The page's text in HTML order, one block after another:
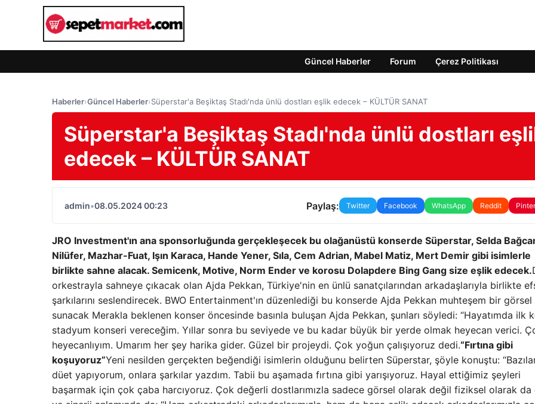
Güncel Haberler Forum Çerez Politikası
Haberler›Güncel Haberler›Süperstar'a Beşiktaş Stadı'nda ünlü dostları eşlik edecek – KÜLTÜR SANAT
Süperstar'a Beşiktaş Stadı'nda ünlü dostları
edecek – KÜLTÜR SANAT
admin•08.05.2024 00:23 Paylaş: Twitter Facebook WhatsApp Reddit
JRO Investment'ın ana sponsorluğunda gerçekleşecek bu olağanüstü konserde Süperstar, Selda
Nilüfer, Mazhar-Fuat, Işın Karaca, Hande Yener, Sıla, Cem Adrian, Mabel Matiz, Mert Demir gibi isimlerle
birlikte sahne alacak. Semicenk, Motive, Norm Ender ve korosu Dolapdere Bing Gang size eşlik edecek.
orkestrayla sahneye çıkacak olan Ajda Pekkan, Türkiye'nin en ünlü sanatçılarından arkadaşlarıyla birlikte
şarkılarını seslendirecek. BWO Entertainment'ın düzenlediği bu konserde Ajda Pekkan muhteşem bir
sunacak Merakla beklenen konser öncesinde basınla buluşan Ajda Pekkan, şunları söyledi: “Hayatımda ilk
stadyum konseri vereceğim. Yıllar sonra bu seviyede ve bu kadar büyük bir yerde olmak heyecan verici.
heyecanlıyım. Umarım her şey harika gider. Güzel bir projeydi. Çok yoğun çalışıyoruz dedi.“Fırtına gibi
koşuyoruz”Yeni nesilden gerçekten beğendiği isimlerin olduğunu belirten Süperstar, şöyle konuştu:
düet yapıyorum, onlara şarkılar yazdım. Tabii bu aşamada fırtına gibi yarışıyoruz. Hayal ettiğimiz şeyleri
başarmak için çok çaba harcıyoruz. Çok değerli dostlarımızla sadece görsel olarak değil fiziksel olarak da